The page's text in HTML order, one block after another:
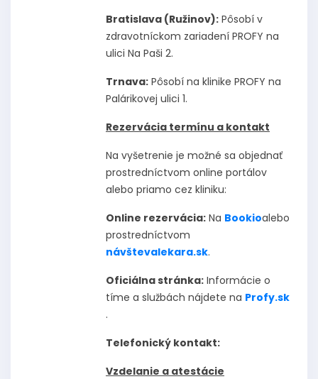
Bratislava (Ružinov): Pôsobí v
zdravotníckom zariadení PROFY na
ulici Na Paši 2.
Trnava: Pôsobí na klinike PROFY na
Palárikovej ulici 1.
Rezervácia termínu a kontakt
Na vyšetrenie je možné sa objednať
prostredníctvom online portálov
alebo priamo cez kliniku:
Online rezervácia: Na Bookioalebo
prostredníctvom
návštevalekara.sk.
Oficiálna stránka: Informácie o
tíme a službách nájdete na Profy.sk
.
Telefonický kontakt:
Vzdelanie a atestácie